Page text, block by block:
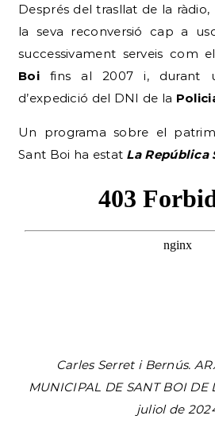
Després del trasllat de la ràdio,
la seva reconversió cap a
successivament serveis com
Boifins al 2007 i, durant
d’expedició del DNI de la
Un programa sobre el
Sant Boi ha estat La República
Carles Serret i Bernús.
MUNICIPAL DE SANT BOI DE
juliol de